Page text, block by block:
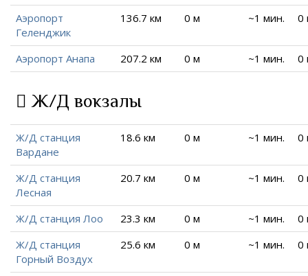
Аэропорт
Геленджик
136.7 км 0 м ~1 мин. 0
Аэропорт Анапа 207.2 км 0 м ~1 мин. 0
Ж/Д вокзалы
Ж/Д станция
Вардане
18.6 км 0 м ~1 мин. 0
Ж/Д станция
Лесная
20.7 км 0 м ~1 мин. 0
Ж/Д станция Лоо 23.3 км 0 м ~1 мин.
0
Ж/Д станция
Горный Воздух
25.6 км 0 м ~1 мин. 0